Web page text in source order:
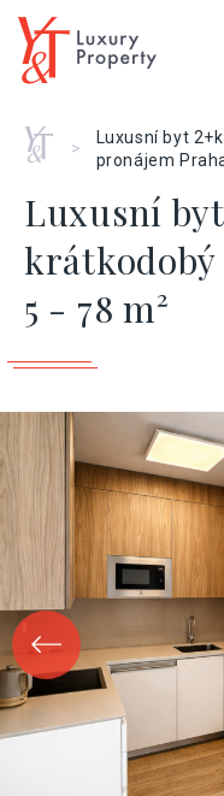
Home
>
Luxusní byt
pronájem
Luxusní
5 - 78 m²